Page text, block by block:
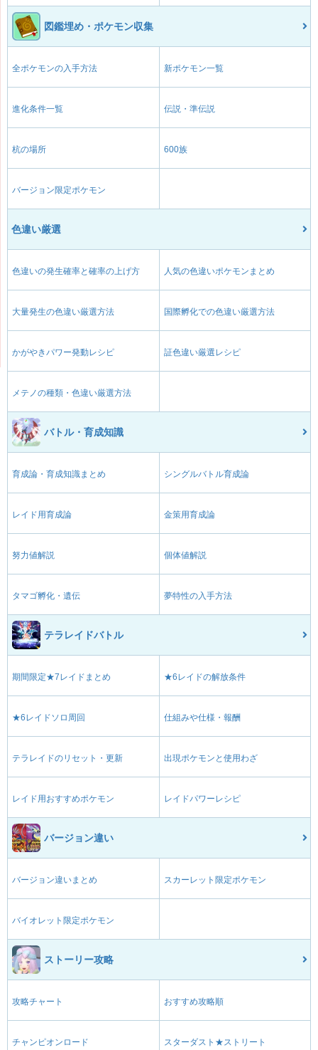
図鑑埋め・ポケモン収集
全ポケモンの入手方法 新ポケモン一覧
進化条件一覧 伝説・準伝説
杭の場所 600族
バージョン限定ポケモン
色違い厳選
色違いの発生確率と確率の上げ方 人気の色違いポケモンまとめ
大量発生の色違い厳選方法 国際孵化での色違い厳選方法
かがやきパワー発動レシピ 証色違い厳選レシピ
メテノの種類・色違い厳選方法
バトル・育成知識
育成論・育成知識まとめ シングルバトル育成論
レイド用育成論 金策用育成論
努力値解説 個体値解説
タマゴ孵化・遺伝 夢特性の入手方法
テラレイドバトル
期間限定★7レイドまとめ ★6レイドの解放条件
★6レイドソロ周回 仕組みや仕様・報酬
テラレイドのリセット・更新 出現ポケモンと使用わざ
レイド用おすすめポケモン レイドパワーレシピ
バージョン違い
バージョン違いまとめ スカーレット限定ポケモン
バイオレット限定ポケモン
ストーリー攻略
攻略チャート おすすめ攻略順
チャンピオンロード スターダスト★ストリート